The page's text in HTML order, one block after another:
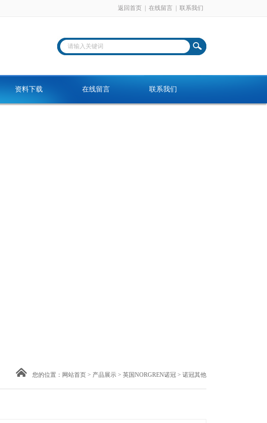
返回首页 在线留言 联系我们
资料下载 在线留言 联系我们
您的位置： 网站首页 > 产品展示 > 英国NORGREN诺冠 > 诺冠其他